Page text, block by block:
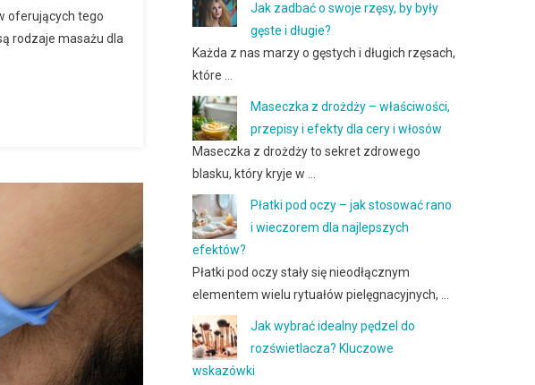
oferujących tego
rodzaje masażu dla
Jak zadbać o swoje rzęsy, by były
gęste i długie?
Każda z nas marzy o gęstych i długich rzęsach,
które …
Maseczka z drożdży – właściwości,
przepisy i efekty dla cery i włosów
Maseczka z drożdży to sekret zdrowego
blasku, który kryje w …
Płatki pod oczy – jak stosować rano
i wieczorem dla najlepszych
efektów?
Płatki pod oczy stały się nieodłącznym
elementem wielu rytuałów pielęgnacyjnych, …
Jak wybrać idealny pędzel do
rozświetlacza? Kluczowe
wskazówki